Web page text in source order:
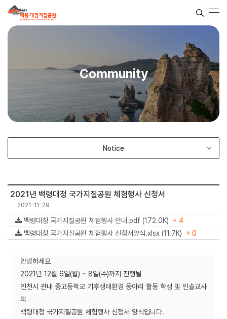
Community
Notice
2021년 백령대청 국가지질공원 체험행사 신청서
2021-11-29
백령대청 국가지질공원 체험행사 안내.pdf (172.0K) + 4
백령대청 국가지질공원 체험행사 신청서양식.xlsx (11.7K) + 0
안녕하세요
2021년 12월 6일(월) ~ 8일(수)까지 진행될
인천시 관내 중고등학교 기후생태환경 동아리 활동 학생 및 인솔교사
의
백령대청 국가지질공원 체험행사 신청서 양식입니다.